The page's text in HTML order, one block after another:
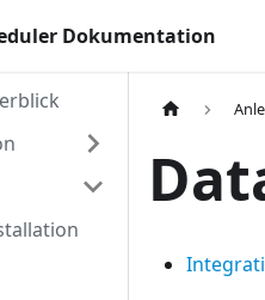
Dokumentation